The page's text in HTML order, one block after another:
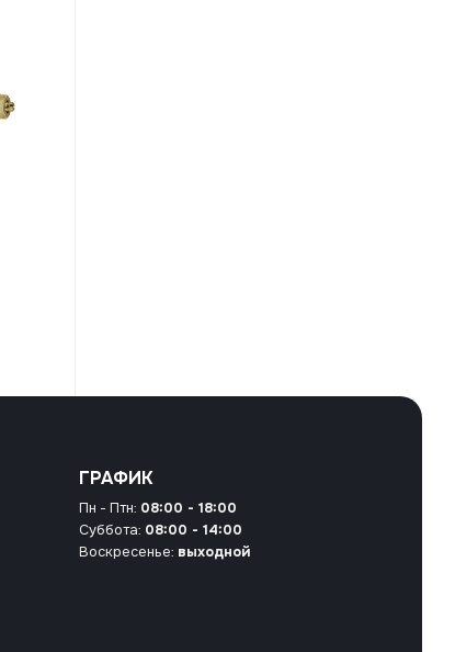
ГРАФИК
Пн - Птн: 08:00 - 18:00
Суббота: 08:00 - 14:00
Воскресенье: выходной